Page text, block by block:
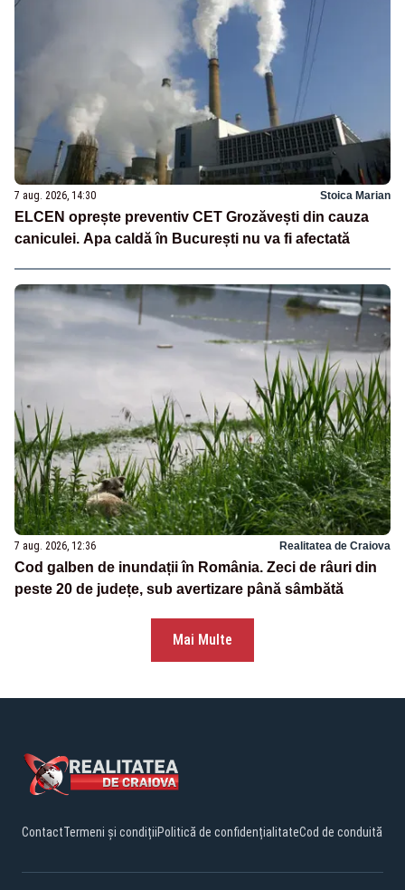
7 aug. 2026, 14:30 Stoica Marian
ELCEN oprește preventiv CET Grozăvești din cauza
caniculei. Apa caldă în București nu va fi afectată
7 aug. 2026, 12:36 Realitatea de Craiova
Cod galben de inundații în România. Zeci de râuri din
peste 20 de județe, sub avertizare până sâmbătă
Mai Multe
ContactTermeni și condițiiPolitică de confidențialitateCod de conduită